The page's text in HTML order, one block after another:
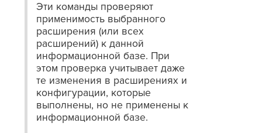
Эти команды проверяют
применимость выбранного
расширения (или всех
расширений) к данной
информационной базе. При
этом проверка учитывает даже
те изменения в расширениях и
конфигурации, которые
выполнены, но не применены к
информационной базе.